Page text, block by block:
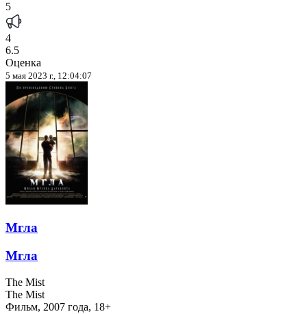
5
4
6.5
Оценка
5 мая 2023 г., 12:04:07
Мгла
Мгла
The Mist
The Mist
Фильм, 2007 года, 18+